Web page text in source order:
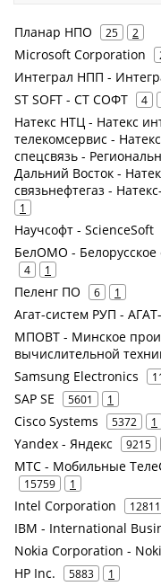
Планар НПО 25 2
Microsoft Corporation
Интеграл НПП -
ST SOFT - СТ СОФТ 4
Натекс НТЦ - Натекс
телекомсервис -
спецсвязь -
Дальний Восток -
связьнефтегаз -
1
Научсофт - ScienceSoft
БелОМО - Белорусское
4 1
Пеленг ПО 6 1
Агат-систем РУП -
МПОВТ - Минское
вычислительной
Samsung Electronics
SAP SE 5601 1
Cisco Systems 5372 1
Yandex - Яндекс 9215
МТС - Мобильные
15759 1
Intel Corporation 12811
IBM - International
Nokia Corporation -
HP Inc. 5883 1